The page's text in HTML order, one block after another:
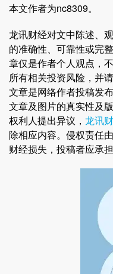
本文作者为nc8309。
龙讯财经对文中陈述、
的准确性、可靠性或完
章仅是作者个人观点，
所有相关投资风险，并
文章是网络作者投稿发
文章及图片的真实性及
权利人提出异议， 龙讯
除相应内容。侵权责任
财经损失，投稿者应承担